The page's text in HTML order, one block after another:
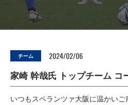
チーム 2024/02/06
家崎 幹哉氏 トップチーム コ
いつもスペランツァ大阪に温かい